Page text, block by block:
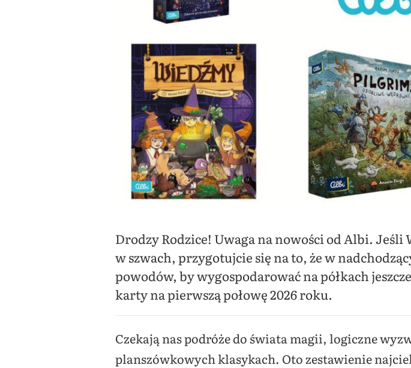
Drodzy Rodzice! Uwaga na nowości od Albi.
w szwach, przygotujcie się na to, że w
powodów, by wygospodarować na półkach
karty na pierwszą połowę 2026 roku.
Czekają nas podróże do świata magii, logiczne
planszówkowych klasykach. Oto zestawienie